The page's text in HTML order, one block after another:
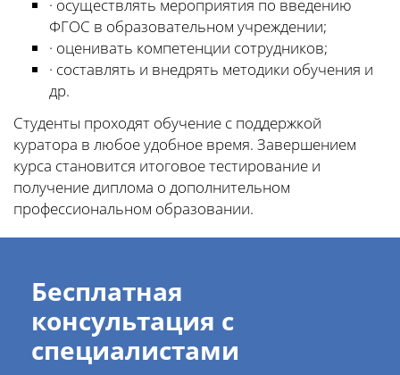
· осуществлять мероприятия по введению
ФГОС в образовательном учреждении;
· оценивать компетенции сотрудников;
· составлять и внедрять методики обучения и
др.
Студенты проходят обучение с поддержкой
куратора в любое удобное время. Завершением
курса становится итоговое тестирование и
получение диплома о дополнительном
профессиональном образовании.
Бесплатная
консультация с
специалистами